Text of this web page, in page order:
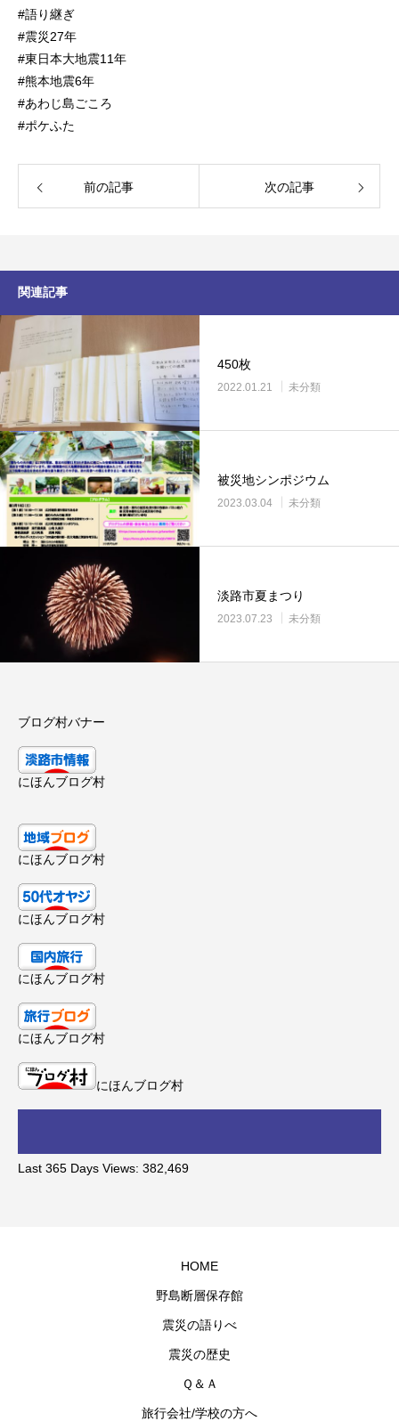
#語り継ぎ
#震災27年
#東日本大地震11年
#熊本地震6年
#あわじ島ごころ
#ポケふた
前の記事 次の記事
関連記事
450枚
2022.01.21 未分類
被災地シンポジウム
2023.03.04 未分類
淡路市夏まつり
2023.07.23 未分類
ブログ村バナー
にほんブログ村
にほんブログ村
にほんブログ村
にほんブログ村
にほんブログ村
にほんブログ村
Last 365 Days Views: 382,469
HOME
野島断層保存館
震災の語りべ
震災の歴史
Ｑ＆Ａ
旅行会社/学校の方へ